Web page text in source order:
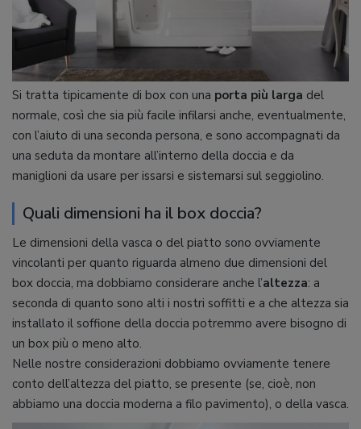
Si tratta tipicamente di box con una porta più larga del
normale, così che sia più facile infilarsi anche, eventualmente,
con l’aiuto di una seconda persona, e sono accompagnati da
una seduta da montare all’interno della doccia e da
maniglioni da usare per issarsi e sistemarsi sul seggiolino.
Quali dimensioni ha il box doccia?
Le dimensioni della vasca o del piatto sono ovviamente
vincolanti per quanto riguarda almeno due dimensioni del
box doccia, ma dobbiamo considerare anche l’altezza: a
seconda di quanto sono alti i nostri soffitti e a che altezza sia
installato il soffione della doccia potremmo avere bisogno di
un box più o meno alto.
Nelle nostre considerazioni dobbiamo ovviamente tenere
conto dell’altezza del piatto, se presente (se, cioè, non
abbiamo una doccia moderna a filo pavimento), o della vasca.